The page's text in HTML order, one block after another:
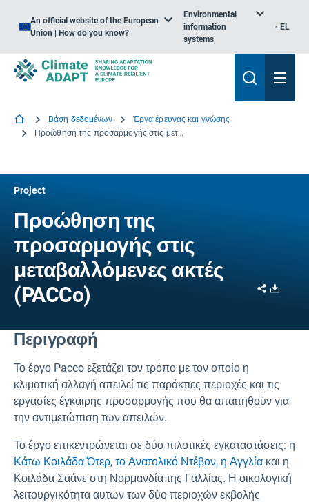
An official website of the European
Union | How do you know?
Environmental
information
systems
EL
Βάση δεδομένων
Έργα έρευνας και γνώσης
Προώθηση της προσαρμογής στις μεταβαλλόμενες ακτές
Project
Προώθηση της
προσαρμογής στις
μεταβαλλόμενες ακτές
(PACCo)
Share
Περιγραφή
Το έργο Pacco εξετάζει τον τρόπο με τον οποίο η
κλιματική αλλαγή απειλεί τις παράκτιες περιοχές και τις
εργασίες έγκαιρης προσαρμογής που θα απαιτηθούν για
την αντιμετώπιση των απειλών.
Το έργο επικεντρώνεται σε δύο πιλοτικές εγκαταστάσεις: η
Κάτω Κοιλάδα Ότερ, το Ανατολικό Ντέβον, η Αγγλία και η
Κοιλάδα Σαάνε στη Νορμανδία της Γαλλίας. Η οικολογική
λειτουργικότητα αυτών των δύο περιοχών εκβολής